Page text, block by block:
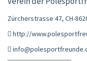
Zürcherstrasse 47, CH-
http://